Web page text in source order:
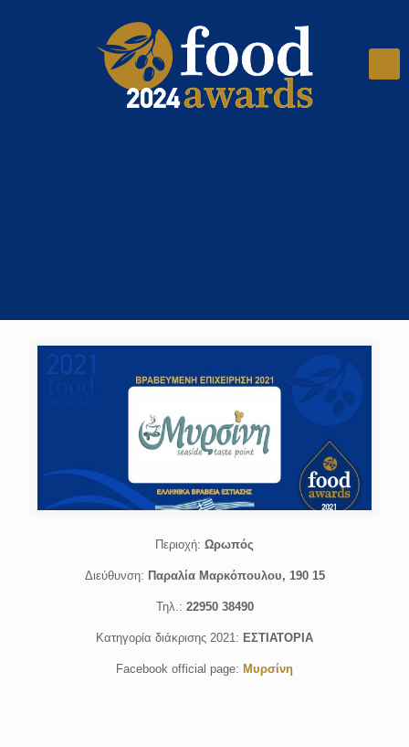
Περιοχή: Ωρωπός
Διεύθυνση: Παραλία Μαρκόπουλου, 190 15
Τηλ.: 22950 38490
Κατηγορία διάκρισης 2021: ΕΣΤΙΑΤΟΡΙΑ
Facebook official page: Μυρσίνη